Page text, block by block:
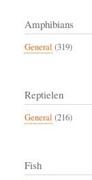
Amphibians
General (319)
Reptielen
General (216)
Fish